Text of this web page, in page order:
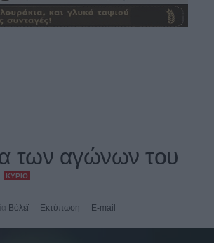
των αγώνων του
ΚΎΡΙΟ
Βόλεϊ Εκτύπωση E-mail